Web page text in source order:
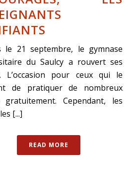
le 21 septembre, le gymnase
du Saulcy a rouvert ses
L’occasion pour ceux qui le
de pratiquer de nombreux
gratuitement. Cependant, les
[...]
READ MORE